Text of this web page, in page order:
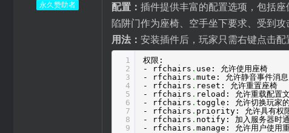
永久赞助者
配置： 插件提供丰富的配置选项，包括
陷阱门作为座椅、空手坐下要求、受到
用法： 安装插件后，玩家只需右键点击
1
2
3
4
5
6
7
8
9
权限:
- rfchairs . use: 允许使用座椅
- rfchairs . mute: 允许静音事件消息
- rfchairs . reset: 允许重置座椅
- rfchairs . reload: 允许重载配置
- rfchairs . toggle: 允许切换玩家的
- rfchairs . priority: 允许具有权限
- rfchairs . notify: 加入服务器时通
- rfchairs . manage: 允许用户使用